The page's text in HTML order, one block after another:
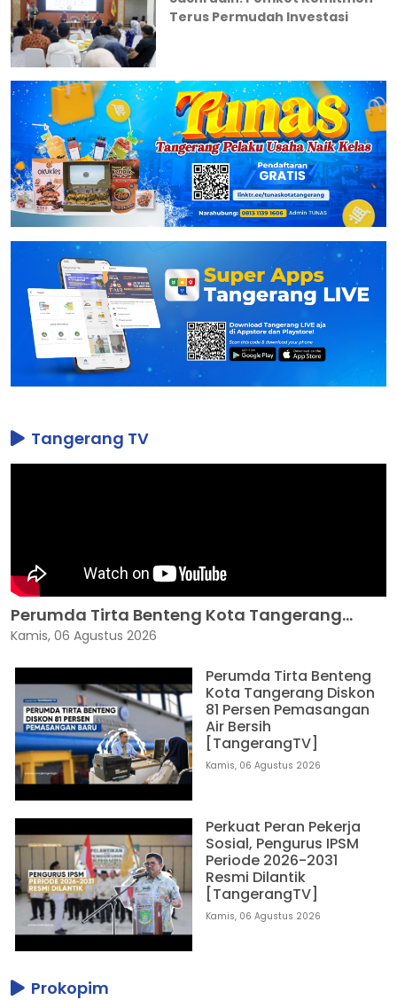
Terus Permudah Investasi
Tangerang TV
Perumda Tirta Benteng Kota Tangerang...
Kamis, 06 Agustus 2026
Perumda Tirta Benteng
Kota Tangerang Diskon
81 Persen Pemasangan
Air Bersih
[TangerangTV]
Kamis, 06 Agustus 2026
Perkuat Peran Pekerja
Sosial, Pengurus IPSM
Periode 2026-2031
Resmi Dilantik
[TangerangTV]
Kamis, 06 Agustus 2026
Prokopim